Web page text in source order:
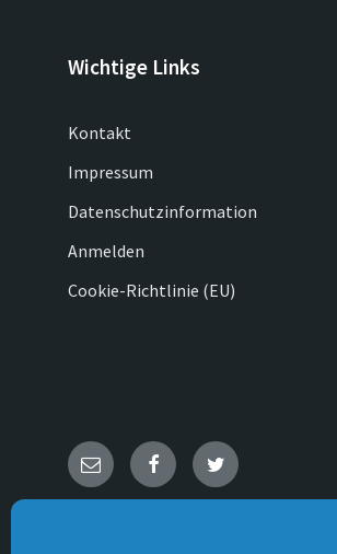
Wichtige Links
Kontakt
Impressum
Datenschutzinformation
Anmelden
Cookie-Richtlinie (EU)
E- FacebookTwitter